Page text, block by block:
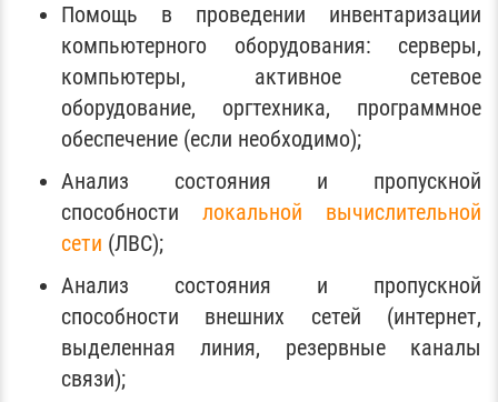
Помощь в проведении инвентаризации
компьютерного оборудования: серверы,
компьютеры, активное сетевое
оборудование, оргтехника, программное
обеспечение (если необходимо);
Анализ состояния и пропускной
способности локальной вычислительной
сети (ЛВС);
Анализ состояния и пропускной
способности внешних сетей (интернет,
выделенная линия, резервные каналы
связи);